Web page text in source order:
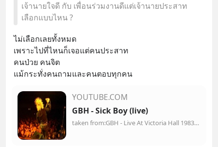
เจ้านายใจดี กับ เพื่อนร่วมงานดีแต่เจ้านายประสาท
เลือกแบบไหน ?
ไม่เลือกเลยทั้งหมด
เพราะไปที่ไหนก็เจอแต่คนประสาท
คนป่วย คนจิต
แม้กระทั่งคนถามและคนตอบทุกคน
YOUTUBE.COM
GBH - Sick Boy (live)
taken from:GBH - Live At Victoria Hall 1983DVD | Cherry Red -- CRDVD94